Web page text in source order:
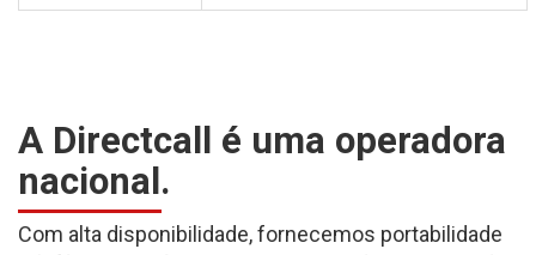
A Directcall é uma operadora
nacional.
Com alta disponibilidade, fornecemos portabilidade